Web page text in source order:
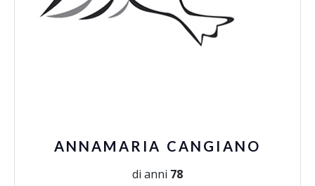
ANNAMARIA CANGIANO
di anni 78